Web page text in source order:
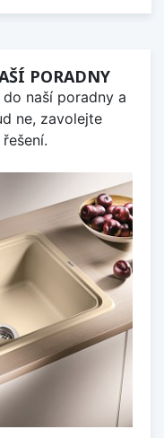
PORADNY
naší poradny a
ne, zavolejte